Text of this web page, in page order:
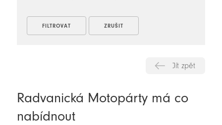
Jít zpět
Radvanická Motopárty má co
nabídnout